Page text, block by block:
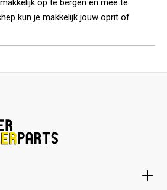
op te bergen en mee te
kun je makkelijk jouw oprit of